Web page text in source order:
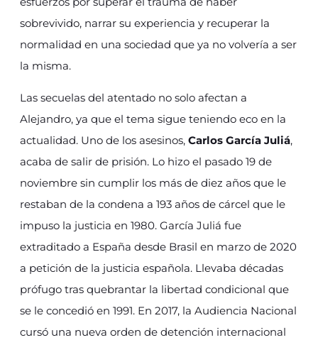
sobrevivido, narrar su experiencia y recuperar la
normalidad en una sociedad que ya no volvería a ser
la misma.
Las secuelas del atentado no solo afectan a
Alejandro, ya que el tema sigue teniendo eco en la
actualidad. Uno de los asesinos, Carlos García Juliá,
acaba de salir de prisión. Lo hizo el pasado 19 de
noviembre sin cumplir los más de diez años que le
restaban de la condena a 193 años de cárcel que le
impuso la justicia en 1980. García Juliá fue
extraditado a España desde Brasil en marzo de 2020
a petición de la justicia española. Llevaba décadas
prófugo tras quebrantar la libertad condicional que
se le concedió en 1991. En 2017, la Audiencia Nacional
cursó una nueva orden de detención internacional